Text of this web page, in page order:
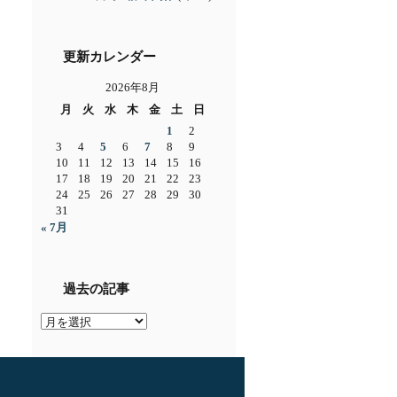
更新カレンダー
2026年8月
月
火 水 木 金 土
日
1
2
3
4 5 6 7 8
9
10
11 12 13 14 15
16
17
18 19 20 21 22
23
24
25 26 27 28 29
30
31
« 7月
過去の記事
過